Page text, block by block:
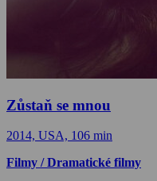
Zůstaň se mnou
2014, USA, 106 min
Filmy / Dramatické filmy